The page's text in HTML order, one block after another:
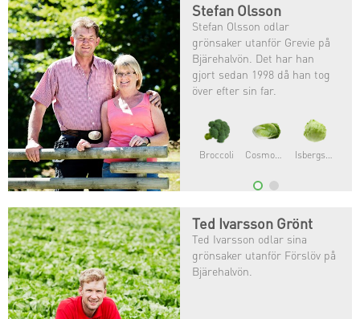
Stefan Olsson
Stefan Olsson odlar
grönsaker utanför Grevie på
Bjärehalvön. Det har han
gjort sedan 1998 då han tog
över efter sin far.
Broccoli Cosmopolitan® Isbergsallat
Ted Ivarsson Grönt
Ted Ivarsson odlar sina
grönsaker utanför Förslöv på
Bjärehalvön.